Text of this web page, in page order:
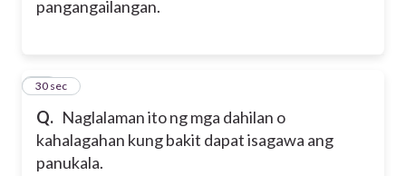
pangangailangan.
Q. Naglalaman ito ng mga dahilan o
kahalagahan kung bakit dapat isagawa ang
panukala.
38
30 sec